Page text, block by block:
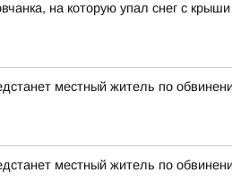
на которую упал снег с крыши
местный житель по
местный житель по